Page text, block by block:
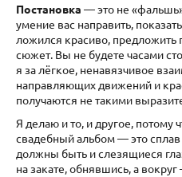
Постановка — это не
умение вас направить,
ложился красиво,
сюжет. Вы не будете часами
я за лёгкое, ненавязчивое
направляющих движений и
получаются не такими
Я делаю и то, и другое, потому
свадебный альбом — это
должны быть и слезящиеся
на закате, обнявшись, а